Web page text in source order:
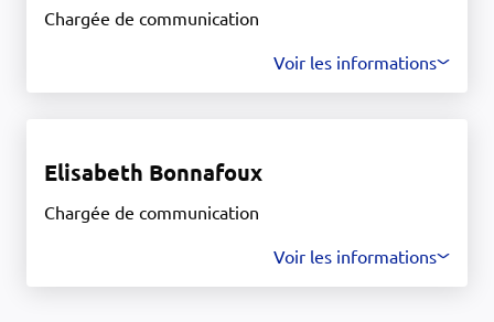
Chargée de communication
Voir les informations
Elisabeth Bonnafoux
Chargée de communication
Voir les informations